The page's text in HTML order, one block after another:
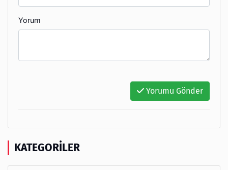
Yorum
Yorumu Gönder
KATEGORILER